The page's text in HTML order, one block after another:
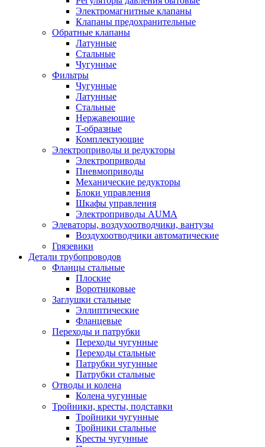
Электромагнитные клапаны
Клапаны предохранительные
Обратные клапаны
Латунные
Стальные
Чугунные
Фильтры
Чугунные
Латунные
Стальные
Нержавеющие
T-образные
Комплектующие
Электроприводы и редукторы
Электроприводы
Пневмоприводы
Механические редукторы
Блоки управления
Шкафы управления
Электроприводы AUMA
Элеваторы, воздухоотводчики, вантузы
Воздухоотводчики автоматические
Грязевики
Детали трубопроводов
Фланцы стальные
Плоские
Воротниковые
Заглушки стальные
Эллиптические
Фланцевые
Переходы и патрубки
Переходы чугунные
Переходы стальные
Патрубки чугунные
Патрубки стальные
Отводы и колена
Колена чугунные
Тройники, кресты, подставки
Тройники чугунные
Тройники стальные
Кресты чугунные